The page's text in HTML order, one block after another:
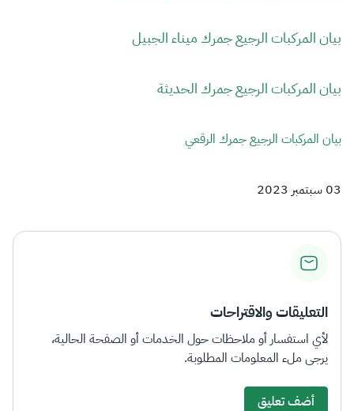
بيان المركبات الرجيع جمرك ميناء الجبيل
بيان المركبات الرجيع جمرك الحديثة
بيان المركبات الرجيع جمرك الرقعي
03 سبتمبر 2023
التعليقات والاقتراحات
لأي استفسار أو ملاحظات حول الخدمات أو الصفحة الحالية،
يرجى ملء المعلومات المطلوبة.
أضف تعليق